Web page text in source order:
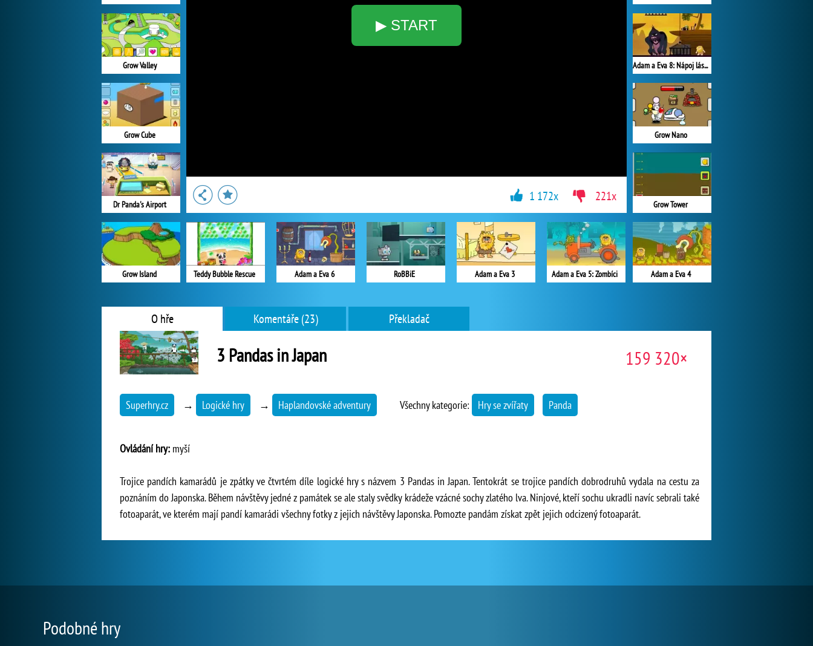
▶ START
Grow Valley
Grow Cube
Dr Panda's Airport
Grow Island
Adam a Eva 8: Nápoj lásky
Grow Nano
Grow Tower
Adam a Eva 4
Teddy Bubble Rescue Adam a Eva 6 RoBBiE Adam a Eva 3 Adam a Eva 5: Zombíci
1 172x 221x
O hře Komentáře (23) Překladač
3 Pandas in Japan 159 320×
Superhry.cz → Logické hry → Haplandovské adventury Všechny kategorie: Hry se zvířaty Panda
Ovládání hry: myší
Trojice pandích kamarádů je zpátky ve čtvrtém díle logické hry s názvem 3 Pandas in Japan. Tentokrát se trojice pandích dobrodruhů vydala na cestu za
poznáním do Japonska. Během návštěvy jedné z památek se ale staly svědky krádeže vzácné sochy zlatého lva. Ninjové, kteří sochu ukradli navíc sebrali také
fotoaparát, ve kterém mají pandí kamarádi všechny fotky z jejich návštěvy Japonska. Pomozte pandám získat zpět jejich odcizený fotoaparát.
Podobné hry